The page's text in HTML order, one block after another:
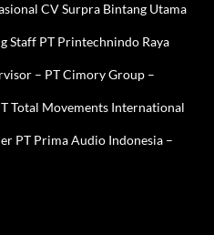
CV Surpra Bintang Utama
Staff PT Printechnindo Raya
– PT Cimory Group –
Total Movements International
PT Prima Audio Indonesia –